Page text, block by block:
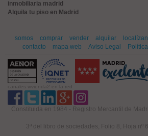
inmobiliaria madrid
Alquila tu piso en Madrid
somos comprar vender alquilar
contacto
mapa web Aviso Legal
canales vivienda2 en la red
Constituida en 1984 - Registro Mercantil de
3ª del libro de sociedades, Folio 8, Hoja nº